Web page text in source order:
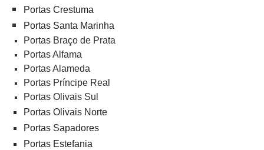
Portas Crestuma
Portas Santa Marinha
Portas Braço de Prata
Portas Alfama
Portas Alameda
Portas Príncipe Real
Portas Olivais Sul
Portas Olivais Norte
Portas Sapadores
Portas Estefania